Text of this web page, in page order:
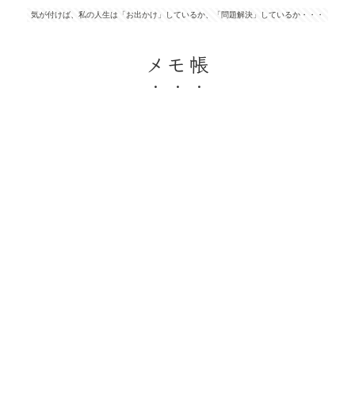
気が付けば、私の人生は「お出かけ」しているか、「問題解決」しているか・・・
メモ帳